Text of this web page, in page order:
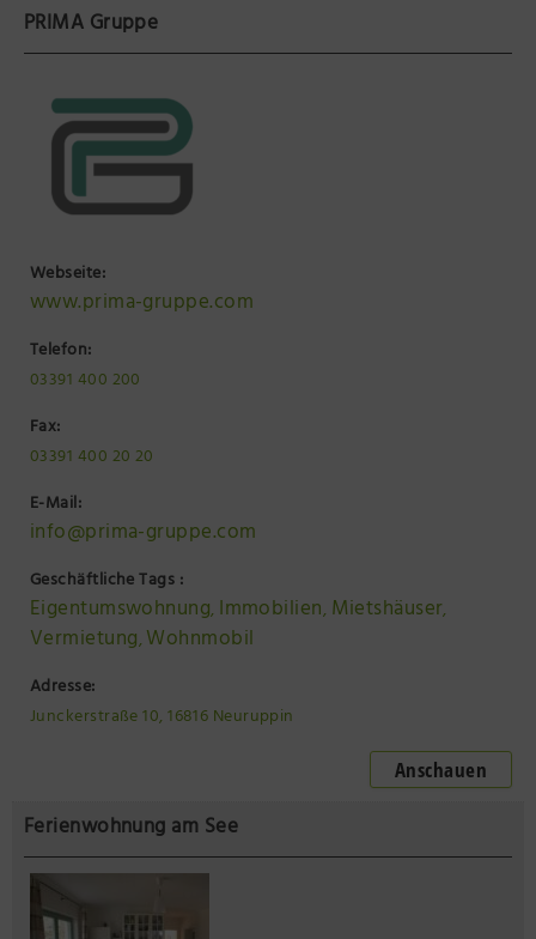
Präsenzstelle Prignitz Standort Neuruppin
Museum Neuruppin
Brandenburg-Preußen Museum Wustrau
Wegemuseum Wusterhausen/Dosse
PRIMA Gruppe
Webseite:
www.prima-gruppe.com
Telefon:
03391 400 200
Fax:
03391 400 20 20
E-Mail:
info@prima-gruppe.com
Geschäftliche Tags :
Eigentumswohnung, Immobilien, Mietshäuser,
Vermietung,Wohnmobil
Adresse:
Junckerstraße 10, 16816 Neuruppin
Anschauen
Ferienwohnung am See